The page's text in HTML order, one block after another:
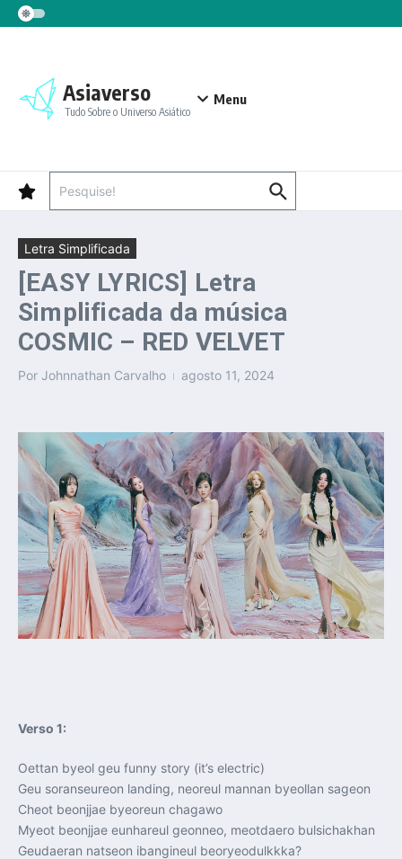
Ir para o conteúdo
Asiaverso
Tudo Sobre o Universo Asiático
Menu
Letra Simplificada
[EASY LYRICS] Letra
Simplificada da música
COSMIC – RED VELVET
Por Johnnathan Carvalho agosto 11, 2024
Verso 1:
Oettan byeol geu funny story (it’s electric)
Geu soranseureon landing, neoreul mannan byeollan sageon
Cheot beonjjae byeoreun chagawo
Myeot beonjjae eunhareul geonneo, meotdaero bulsichakhan
Geudaeran natseon ibangineul beoryeodulkkka?